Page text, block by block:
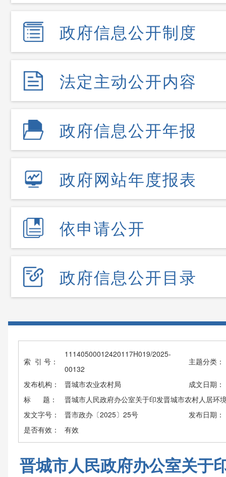
政府信息公开制度
法定主动公开内容
政府信息公开年报
政府网站年度报表
依申请公开
政府信息公开目录
索 引 号：
11140500012420117H019/2025-
00132
主题分类：
发布机构： 晋城市农业农村局
成文日期：
标 题：
晋城市人民政府办公室关于印发晋城市农村人居环
发文字号：
晋市政办〔2025〕25号
发布日期：
是否有效：
有效
晋城市人民政府办公室关于